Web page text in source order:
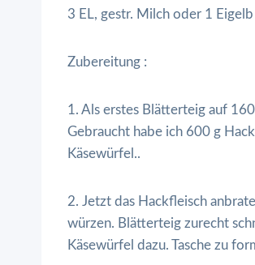
3 EL, gestr. Milch oder 1 Eigelb
Zubereitung :
1. Als erstes Blätterteig auf
Gebraucht habe ich 600 g
Käsewürfel..
2. Jetzt das Hackfleisch
würzen. Blätterteig zurecht
Käsewürfel dazu. Tasche zu